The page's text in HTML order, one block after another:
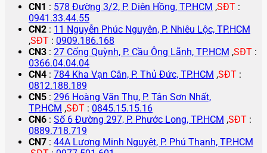
CN1 : 578 Đường 3/2, P. Diên Hồng, TP.HCM ,SĐT :
0941.33.44.55
CN2 : 11 Nguyễn Phúc Nguyên, P. Nhiêu Lộc, TP.HCM
,SĐT : 0909.186.168
CN3 : 27 Cống Quỳnh, P. Cầu Ông Lãnh, TP.HCM ,SĐT :
0366.04.04.04
CN4 : 784 Kha Vạn Cân, P. Thủ Đức, TP.HCM ,SĐT :
0812.188.189
CN5 : 296 Hoàng Văn Thụ, P. Tân Sơn Nhất,
TP.HCM ,SĐT : 0845.15.15.16
CN6 : Số 6 Đường 297, P. Phước Long, TP.HCM ,SĐT :
0889.718.719
CN7 : 44A Lương Minh Nguyệt, P. Phú Thạnh, TP.HCM